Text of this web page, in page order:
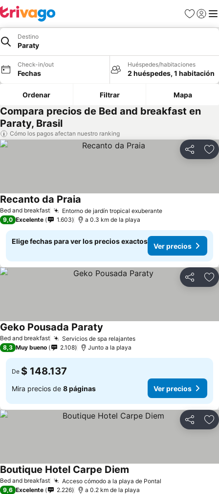
Favoritos
Iniciar
Destino
Paraty
Check-in/out
Fechas
Huéspedes/habitaciones
2 huéspedes, 1 habitación
Ordenar Filtrar Mapa
Compara precios de Bed and breakfast en
Paraty, Brasil
Cómo los pagos afectan nuestro ranking
Compartir
Bed and breakfast Entorno de jardín tropical exuberante
Recanto da Praia
9,0 Excelente 1.603 a 0.3 km de la playa
Elige fechas para ver los precios exactos
Ver precios
Compartir
Bed and breakfast Servicios de spa relajantes
Geko Pousada Paraty
8,3 Muy bueno 2.108 Junto a la playa
De $ 148.137
Mira precios de 8 páginas Ver precios
Compartir
Bed and breakfast Acceso cómodo a la playa de Pontal
Boutique Hotel Carpe Diem
9,6 Excelente 2.226 a 0.2 km de la playa